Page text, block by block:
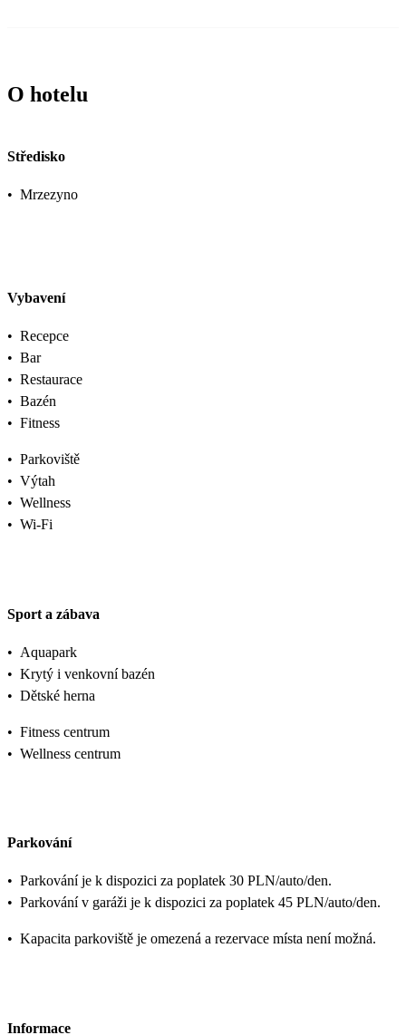
O hotelu
Středisko
• Mrzezyno
Vybavení
• Recepce
• Bar
• Restaurace
• Bazén
• Fitness
• Parkoviště
• Výtah
• Wellness
• Wi-Fi
Sport a zábava
• Aquapark
• Krytý i venkovní bazén
• Dětské herna
• Fitness centrum
• Wellness centrum
Parkování
• Parkování je k dispozici za poplatek 30 PLN/auto/den.
• Parkování v garáži je k dispozici za poplatek 45 PLN/auto/den.
• Kapacita parkoviště je omezená a rezervace místa není možná.
Informace